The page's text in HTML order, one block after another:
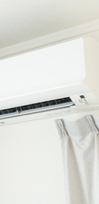
限らない
使う
はならない